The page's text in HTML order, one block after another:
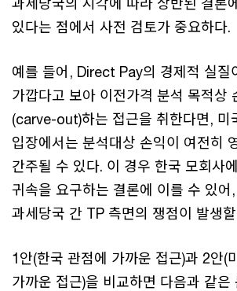
있다는 점에서 사전 검토가 중요하다.
예를 들어, Direct Pay의 경제적 실질
가깝다고 보아 이전가격 분석 목적상
(carve-out)하는 접근을 취한다면, 미
입장에서는 분석대상 손익이 여전히
간주될 수 있다. 이 경우 한국 모회사
귀속을 요구하는 결론에 이를 수 있어
과세당국 간 TP 측면의 쟁점이 발생
1안(한국 관점에 가까운 접근)과 2안(
가까운 접근)을 비교하면 다음과 같은